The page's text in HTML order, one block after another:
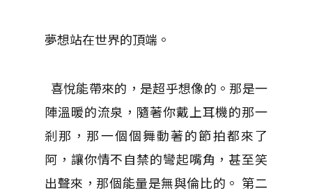
夢想站在世界的頂端。
喜悅能帶來的，是超乎想像的。那是一
陣溫暖的流泉，隨著你戴上耳機的那一
剎那，那一個個舞動著的節拍都來了
阿，讓你情不自禁的彎起嘴角，甚至笑
出聲來，那個能量是無與倫比的。 第二